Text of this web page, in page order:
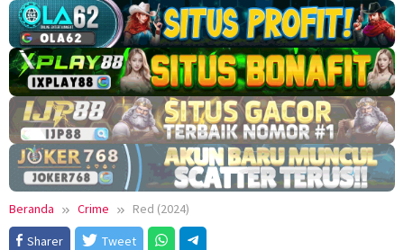
Beranda Crime
Red (2024)
Sharer
Tweet